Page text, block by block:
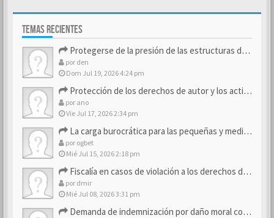
TEMAS RECIENTES
Protegerse de la presión de las estructuras de control
por den
Dom Jul 19, 2026 4:24 pm
Protección de los derechos de autor y los activos de marca
por ano
Vie Jul 17, 2026 2:34 pm
La carga burocrática para las pequeñas y medianas empresas
por ogbet
Mié Jul 15, 2026 2:18 pm
Fiscalía en casos de violación a los derechos de los consum…
por dmir
Mié Jul 08, 2026 3:31 pm
Demanda de indemnización por daño moral contra la empresa